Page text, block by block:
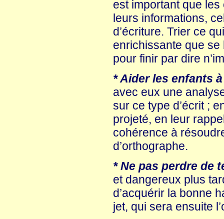
est important que les
leurs informations,
d’écriture. Trier ce
enrichissante que
pour finir par dire
* Aider les enfants
avec eux une
sur ce type d’écrit ;
projeté, en leur
cohérence à
d’orthographe.
* Ne pas perdre de
et dangereux plus
d’acquérir la bonne
jet, qui sera ensuite